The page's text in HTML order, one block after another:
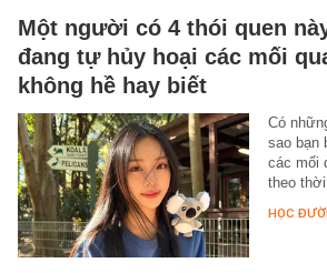
Một người có 4 thói quen
đang tự hủy hoại các mối
không hề hay biết
Có
sao bạn
các mối
theo
HỌC